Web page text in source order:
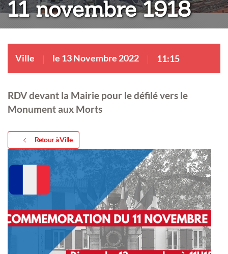
11 novembre 1918
Ville le 13 Novembre 2022 11:15
RDV devant la Mairie pour le défilé vers le
Monument aux Morts
Retour à Ville